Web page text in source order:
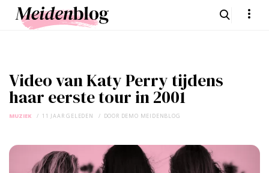
Video van Katy Perry tijdens
haar eerste tour in 2001
MUZIEK 11 JAAR GELEDEN DOOR DEMO MEIDENBLOG